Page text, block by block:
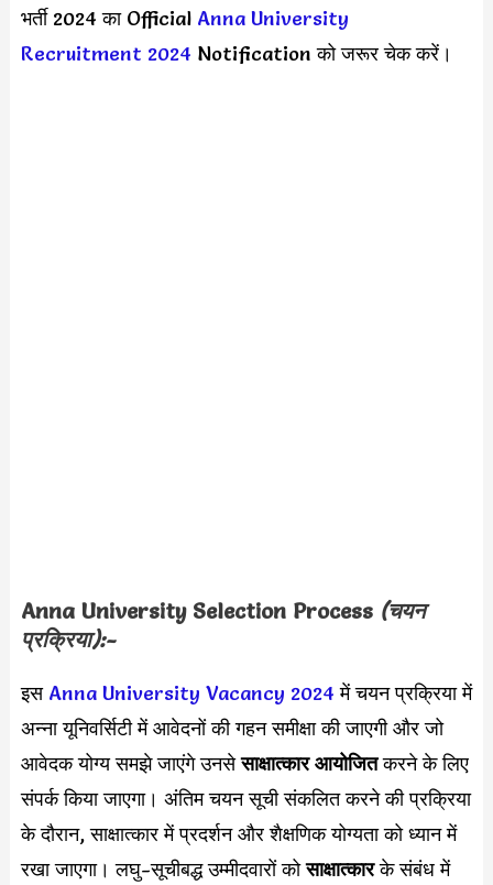
भर्ती 2024 का Official Anna University
Recruitment 2024 Notification को जरूर चेक करें।
Anna University Selection Process (चयन
प्रक्रिया):-
इस Anna University Vacancy 2024 में चयन प्रक्रिया में
अन्ना यूनिवर्सिटी में आवेदनों की गहन समीक्षा की जाएगी और जो
आवेदक योग्य समझे जाएंगे उनसेसाक्षात्कार आयोजितकरने के लिए
संपर्क किया जाएगा। अंतिम चयन सूची संकलित करने की प्रक्रिया
के दौरान, साक्षात्कार में प्रदर्शन और शैक्षणिक योग्यता को ध्यान में
रखा जाएगा। लघु-सूचीबद्ध उम्मीदवारों कोसाक्षात्कारके संबंध में